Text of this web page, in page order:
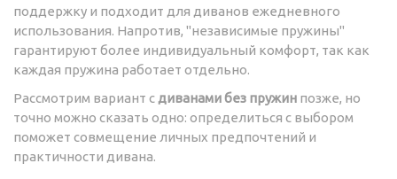
поддержку и подходит для диванов ежедневного
использования. Напротив, "независимые пружины"
гарантируют более индивидуальный комфорт, так как
каждая пружина работает отдельно.
Рассмотрим вариант сдиванами без пружин позже, но
точно можно сказать одно: определиться с выбором
поможет совмещение личных предпочтений и
практичности дивана.